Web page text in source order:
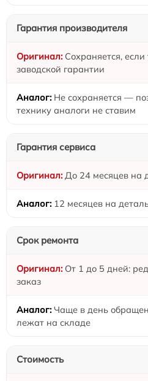
Гарантия производителя
Сохраняется,
заводской гарантии
Не сохраняется —
технику аналоги не ставим
Гарантия сервиса
До 24 месяцев на
12 месяцев на
Срок ремонта
От 1 до 5 дней:
заказ
Чаще в день
лежат на складе
Стоимость